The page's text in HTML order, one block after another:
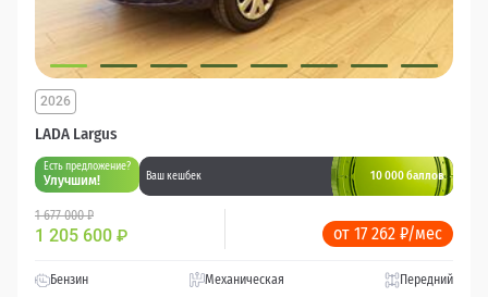
LADA Largus
2026
Есть предложение?
Улучшим! Ваш кешбек 10 000 баллов
1 677 000 ₽
1 205 600 ₽ от 17 262 ₽/мес
Бензин Механическая Передний